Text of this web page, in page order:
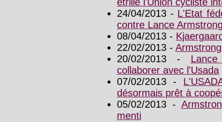
24/04/2013 - L'Etat
contre Lance
08/04/2013 -
22/02/2013 -
20/02/2013 -
collaborer avec l'Usada
07/02/2013 -
désormais prêt à
05/02/2013 -
menti